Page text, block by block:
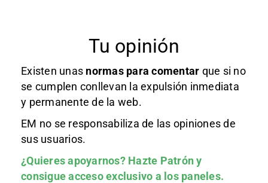
Tu opinión
Existen unas normas para comentar que si no
se cumplen conllevan la expulsión inmediata
y permanente de la web.
EM no se responsabiliza de las opiniones de
sus usuarios.
¿Quieres apoyarnos? Hazte Patróny
consigue acceso exclusivo a los paneles.